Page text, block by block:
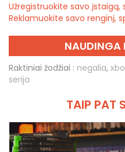
Užregistruokite savo įstaigą,
Reklamuokite savo renginį,
NAUDINGA
Raktiniai žodžiai : negalia,
serija
TAIP PAT